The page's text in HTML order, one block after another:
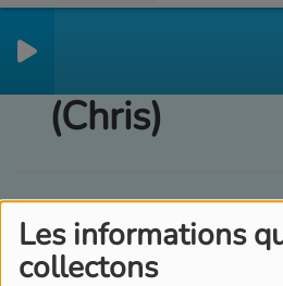
Les informations
collectons
(Chris)